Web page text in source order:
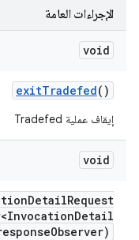
الإجراءات العامة
void
exitTradefed()
إيقاف عملية Tradefed
void
DetailRequest
Detail
Observer)